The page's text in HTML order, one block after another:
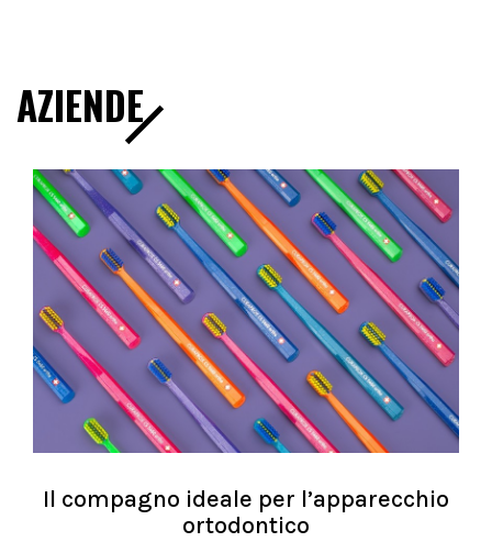
AZIENDE
Il compagno ideale per l’apparecchio
ortodontico